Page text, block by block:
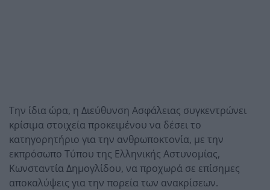
Την ίδια ώρα, η Διεύθυνση Ασφάλειας συγκεντρώνει
κρίσιμα στοιχεία προκειμένου να δέσει το
κατηγορητήριο για την ανθρωποκτονία, με την
εκπρόσωπο Τύπου της Ελληνικής Αστυνομίας,
Κωνσταντία Δημογλίδου, να προχωρά σε επίσημες
αποκαλύψεις για την πορεία των ανακρίσεων.